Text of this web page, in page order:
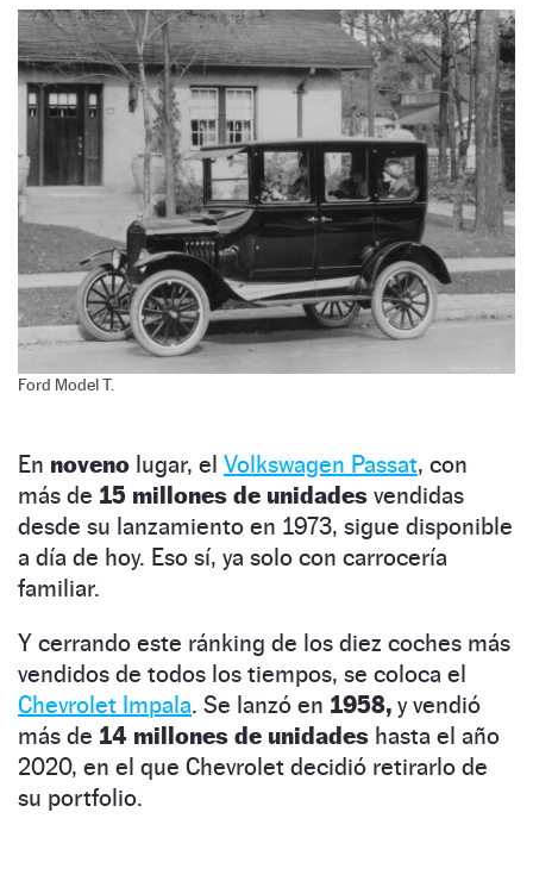
Ford Model T.
En noveno lugar, el Volkswagen Passat, con
más de 15 millones de unidades vendidas
desde su lanzamiento en 1973, sigue disponible
a día de hoy. Eso sí, ya solo con carrocería
familiar.
Y cerrando este ránking de los diez coches más
vendidos de todos los tiempos, se coloca el
Chevrolet Impala. Se lanzó en 1958, y vendió
más de 14 millones de unidades hasta el año
2020, en el que Chevrolet decidió retirarlo de
su portfolio.